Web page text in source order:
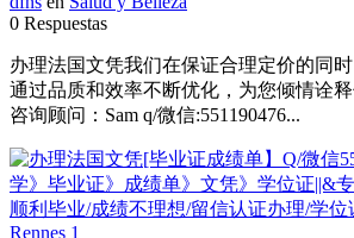
0 Respuestas
办理法国文凭我们在保证合理定价的同
通过品质和效率不断优化，为您倾情诠释
咨询顾问：Sam q/微信:551190476...